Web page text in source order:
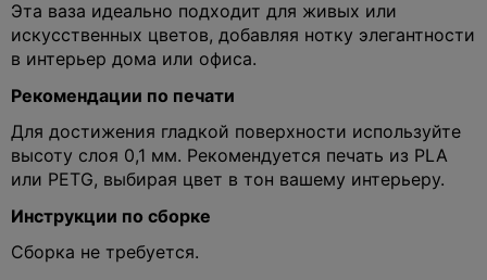
Эта ваза идеально подходит для живых или
искусственных цветов, добавляя нотку элегантности
в интерьер дома или офиса.
Рекомендации по печати
Для достижения гладкой поверхности используйте
высоту слоя 0,1 мм. Рекомендуется печать из PLA
или PETG, выбирая цвет в тон вашему интерьеру.
Инструкции по сборке
Сборка не требуется.